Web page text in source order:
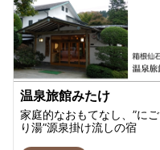
温泉旅館みたけ
家庭的なおもてなし、”にご
り湯”源泉掛け流しの宿